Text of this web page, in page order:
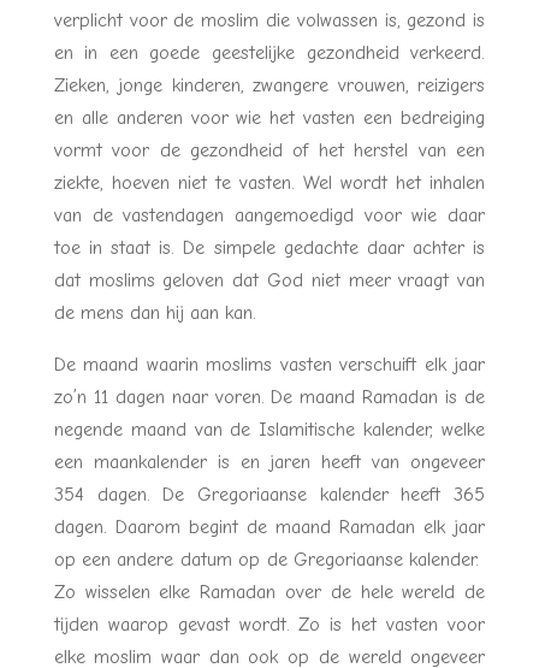
verplicht voor de moslim die volwassen is, gezond is
en in een goede geestelijke gezondheid verkeerd.
Zieken, jonge kinderen, zwangere vrouwen, reizigers
en alle anderen voor wie het vasten een bedreiging
vormt voor de gezondheid of het herstel van een
ziekte, hoeven niet te vasten. Wel wordt het inhalen
van de vastendagen aangemoedigd voor wie daar
toe in staat is. De simpele gedachte daar achter is
dat moslims geloven dat God niet meer vraagt van
de mens dan hij aan kan.
De maand waarin moslims vasten verschuift elk jaar
zo’n 11 dagen naar voren. De maand Ramadan is de
negende maand van de Islamitische kalender, welke
een maankalender is en jaren heeft van ongeveer
354 dagen. De Gregoriaanse kalender heeft 365
dagen. Daarom begint de maand Ramadan elk jaar
op een andere datum op de Gregoriaanse kalender.
Zo wisselen elke Ramadan over de hele wereld de
tijden waarop gevast wordt. Zo is het vasten voor
elke moslim waar dan ook op de wereld ongeveer